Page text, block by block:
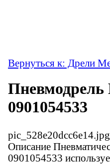
Вернуться к: Дрели
Пневмодрель
0901054533
pic_528e20dcc6e14.jpg
Описание
0901054533